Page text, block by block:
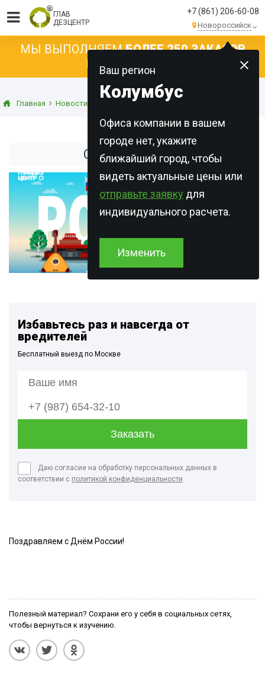
ГЛАВ
ДЕЗЦЕНТР
+7 (861) 206-60-08
Новороссийск
Ваш регион
Колумбус
Офиса компании в вашем
городе нет, укажите
ближайший город, чтобы
видеть актуальные цены или
отправьте заявку для
индивидуального расчета.
Изменить
МЫ ВЫПОЛНЯЕМБОЛЕЕ 250 ЗАКАЗОВ
КАЖДЫЙ ДЕНЬ!
Главная Новости Новости компании
С Днем России!
Избавьтесь раз и навсегда от
вредителей
Бесплатный выезд по Москве
Даю согласие на обработку персональных данных в
соответствии с политикой конфиденциальности
Поздравляем с Днём России!
Полезный материал? Сохрани его у себя в социальных сетях,
чтобы вернуться к изучению.